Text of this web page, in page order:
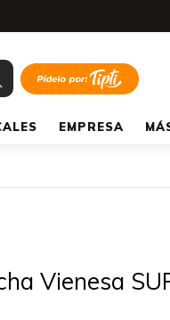
EMPRESA
Vienesa